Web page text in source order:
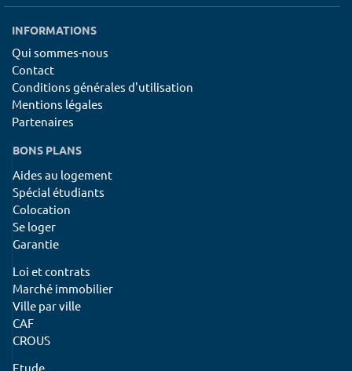
INFORMATIONS
Qui sommes-nous
Contact
Conditions générales d'utilisation
Mentions légales
Partenaires
BONS PLANS
Aides au logement
Spécial étudiants
Colocation
Se loger
Garantie
Loi et contrats
Marché immobilier
Ville par ville
CAF
CROUS
Etude